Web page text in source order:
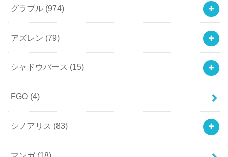
グラブル (974)
アズレン (79)
シャドウバース (15)
FGO (4)
シノアリス (83)